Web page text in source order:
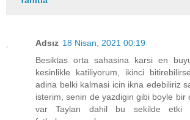
Adsız 18 Nisan, 2021 00:19
Besiktas orta sahasina karsi en
kesinlikle katiliyorum, ikinci
adina belki kalmasi icin ikna edebiliriz
isterim, senin de yazdigin gibi boyle bir
var Taylan dahil bu sekilde etki